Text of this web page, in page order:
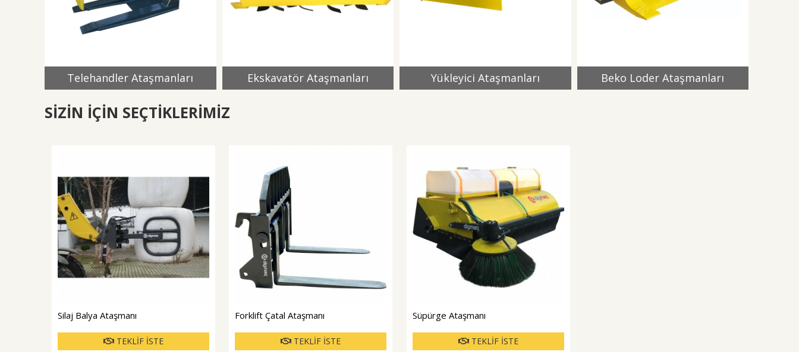
Telehandler Ataşmanları Ekskavatör Ataşmanları Yükleyici Ataşmanları Beko Loder Ataşmanları
SİZİN İÇİN SEÇTİKLERİMİZ
Silaj Balya Ataşmanı
TEKLİF İSTE
Forklift Çatal Ataşmanı
TEKLİF İSTE
Süpürge Ataşmanı
TEKLİF İSTE